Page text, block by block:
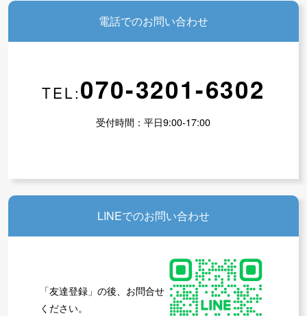
電話でのお問い合わせ
TEL:070-3201-6302
受付時間：平日9:00-17:00
LINEでのお問い合わせ
「友達登録」の後、お問合せ
ください。